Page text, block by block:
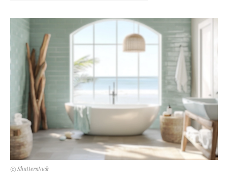
© Shutterstock